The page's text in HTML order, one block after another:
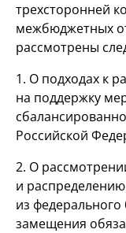
трехсторонней
межбюджетных
рассмотрены
1. О подходах к
на поддержку
Российской
2. О
и
из
замещения